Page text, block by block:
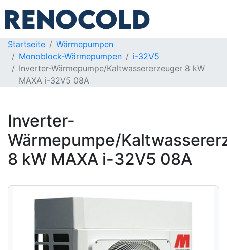
Startseite
Wärmepumpen
Monoblock-Wärmepumpen
i-32V5
Inverter-Wärmepumpe/Kaltwassererzeuger 8 kW
MAXA i-32V5 08A
Inverter-
Wärmepumpe/
8 kW MAXA i-32V5 08A